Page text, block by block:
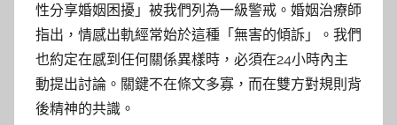
性分享婚姻困擾」被我們列為一級警戒。婚姻治療師
指出，情感出軌經常始於這種「無害的傾訴」。我們
也約定在感到任何關係異樣時，必須在24小時內主
動提出討論。關鍵不在條文多寡，而在雙方對規則背
後精神的共識。